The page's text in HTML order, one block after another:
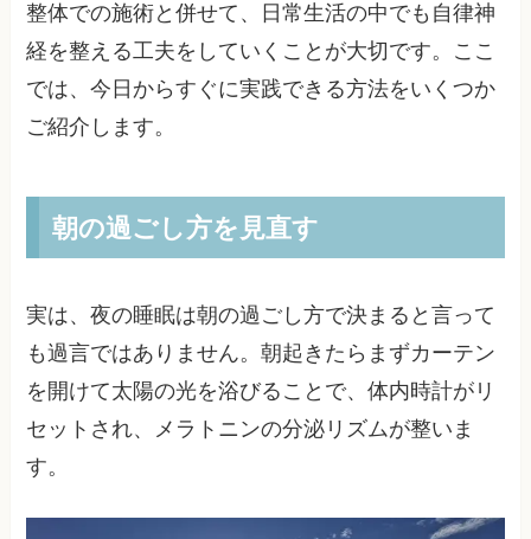
整体での施術と併せて、日常生活の中でも自律神
経を整える工夫をしていくことが大切です。ここ
では、今日からすぐに実践できる方法をいくつか
ご紹介します。
朝の過ごし方を見直す
実は、夜の睡眠は朝の過ごし方で決まると言って
も過言ではありません。朝起きたらまずカーテン
を開けて太陽の光を浴びることで、体内時計がリ
セットされ、メラトニンの分泌リズムが整いま
す。